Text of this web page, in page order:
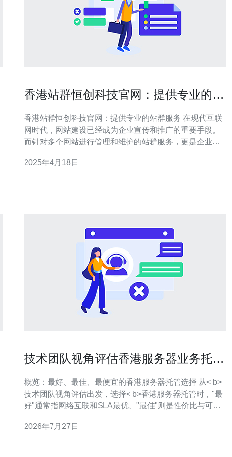
香港站群恒创科技官网：提供专业的站
香港站群恒创科技官网：提供专业的站群服务 在现代互联
网时代，网站建设已经成为企业宣传和推广的重要手段。
而针对多个网站进行管理和维护的站群服务，更是企业提
官网是一家提供专业的站群服务的公司。 站群服务是指通
2025年4月18日
技术团队视角评估香港服务器业务托管
概览：最好、最佳、最便宜的香港服务器托管选择 从< b>
技术团队视角评估出发，选择< b>香港服务器托管时，"最
好"通常指网络互联和SLA最优、"最佳"则是性价比与可扩
多运维工作。本文将围绕香港服务器托管的网络性能、硬
2026年7月27日